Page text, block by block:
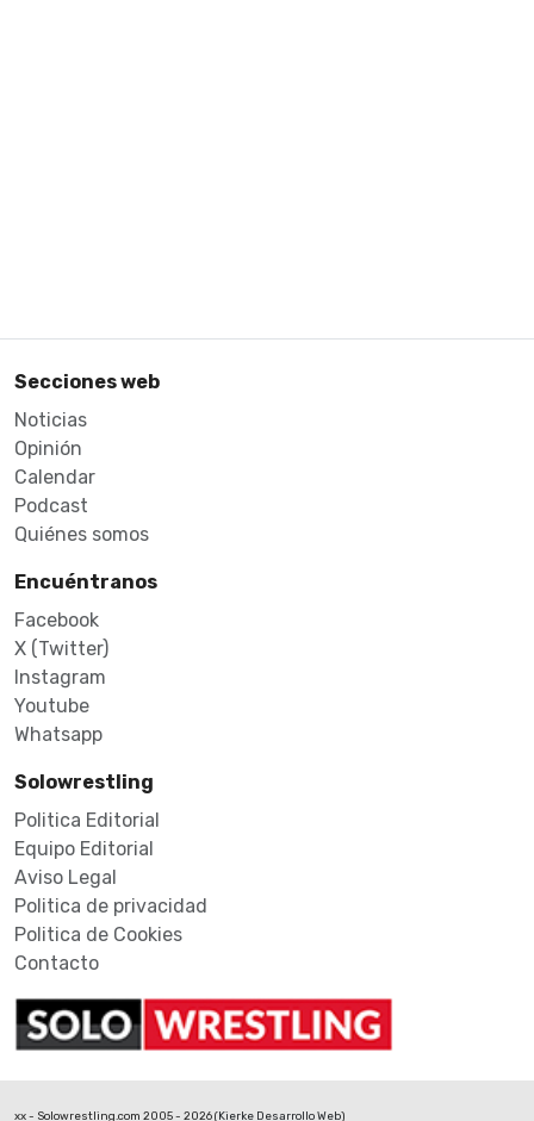
Secciones web
Noticias
Opinión
Calendar
Podcast
Quiénes somos
Encuéntranos
Facebook
X (Twitter)
Instagram
Youtube
Whatsapp
Solowrestling
Politica Editorial
Equipo Editorial
Aviso Legal
Politica de privacidad
Politica de Cookies
Contacto
xx - Solowrestling.com 2005 - 2026 (Kierke Desarrollo Web)